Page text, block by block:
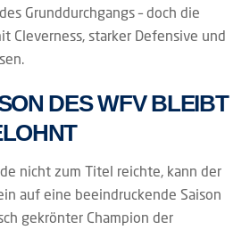
Grunddurchgangs – doch die
Cleverness, starker Defensive und
DES WFV BLEIBT
nicht zum Titel reichte, kann der
auf eine beeindruckende Saison
gekrönter Champion der